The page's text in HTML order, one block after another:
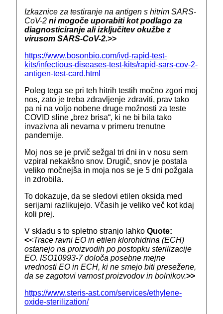
Izkaznice za testiranje na antigen s hitrim SARS-
CoV-2 ni mogoče uporabiti kot podlago za
diagnosticiranje ali izključitev okužbe z
virusom SARS-CoV-2.>>
https://www.bosonbio.com/ivd-rapid-test-
kits/infectious-diseases-test-kits/rapid-sars-cov-2-
antigen-test-card.html
Poleg tega se pri teh hitrih testih močno zgori moj
nos, zato je treba zdravljenje zdraviti, prav tako
pa ni na voljo nobene druge možnosti za teste
COVID sline „brez brisa“, ki ne bi bila tako
invazivna ali nevarna v primeru trenutne
pandemije.
Moj nos se je prvič sežgal tri dni in v nosu sem
vzpiral nekakšno snov. Drugič, snov je postala
veliko močnejša in moja nos se je 5 dni požgala
in zdrobila.
To dokazuje, da se sledovi etilen oksida med
serijami razlikujejo. Včasih je veliko več kot kdaj
koli prej.
V skladu s to spletno stranjo lahko Quote:
<<Trace ravni EO in etilen klorohidrina (ECH)
ostanejo na proizvodih po postopku sterilizacije
EO. ISO10993-7 določa posebne mejne
vrednosti EO in ECH, ki ne smejo biti presežene,
da se zagotovi varnost proizvodov in bolnikov.>>
https://www.steris-ast.com/services/ethylene-
oxide-sterilization/